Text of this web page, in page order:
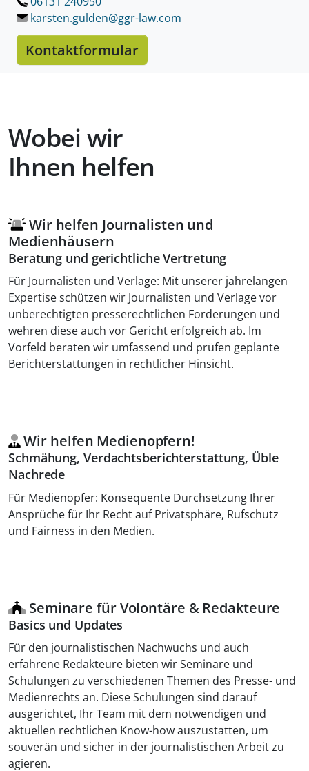
karsten.gulden@ggr-law.LÖSCHEN.
com
Kontaktformular
Wobei wir
Ihnen helfen
Wir helfen Journalisten und
Medienhäusern
Beratung und gerichtliche Vertretung
Für Journalisten und Verlage: Mit unserer jahrelangen
Expertise schützen wir Journalisten und Verlage vor
unberechtigten presserechtlichen Forderungen und
wehren diese auch vor Gericht erfolgreich ab. Im
Vorfeld beraten wir umfassend und prüfen geplante
Berichterstattungen in rechtlicher Hinsicht.
Wir helfen Medienopfern!
Schmähung, Verdachtsberichterstattung, Üble
Nachrede
Für Medienopfer: Konsequente Durchsetzung Ihrer
Ansprüche für Ihr Recht auf Privatsphäre, Rufschutz
und Fairness in den Medien.
Seminare für Volontäre & Redakteure
Basics und Updates
Für den journalistischen Nachwuchs und auch
erfahrene Redakteure bieten wir Seminare und
Schulungen zu verschiedenen Themen des Presse- und
Medienrechts an. Diese Schulungen sind darauf
ausgerichtet, Ihr Team mit dem notwendigen und
aktuellen rechtlichen Know-how auszustatten, um
souverän und sicher in der journalistischen Arbeit zu
agieren.